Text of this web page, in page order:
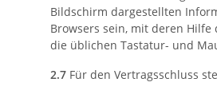
Bildschirm dargestellten
Browsers sein, mit deren
die üblichen Tastatur- und
2.7 Für den Vertragsschluss